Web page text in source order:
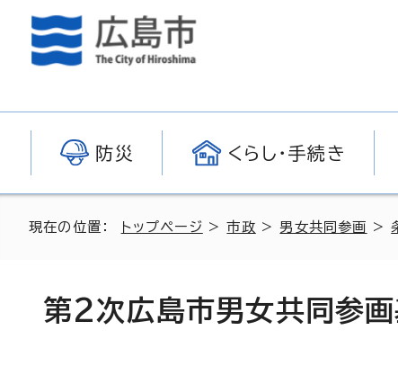
防災 くらし・手続き
現在の位置： トップページ >市政 >男女共同参画 >
第2次広島市男女共同参画